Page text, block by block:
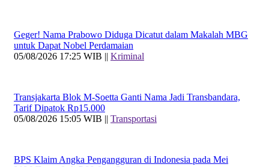
Geger! Nama Prabowo Diduga Dicatut dalam Makalah MBG
untuk Dapat Nobel Perdamaian
05/08/2026 17:25 WIB || Kriminal
Transjakarta Blok M-Soetta Ganti Nama Jadi Transbandara,
Tarif Dipatok Rp15.000
05/08/2026 15:05 WIB || Transportasi
BPS Klaim Angka Pengangguran di Indonesia pada Mei